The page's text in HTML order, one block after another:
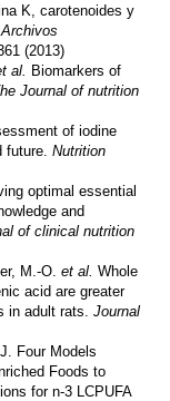
K, carotenoides y
Archivos
(2013)
al. Biomarkers of
Journal of nutrition
of iodine
future.Nutrition
optimal essential
and
of clinical nutrition
M.-O. et al. Whole
acid are greater
in adult rats.Journal
Four Models
Foods to
for n-3 LCPUFA